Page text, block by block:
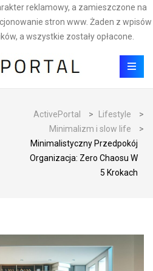
reklamowy, a zamieszczone na
stron www. Żaden z wpisów
a wszystkie zostały opłacone.
ActivePortal > Lifestyle
>
Minimalizm i slow life
>
Minimalistyczny Przedpokój
Organizacja: Zero Chaosu W
5 Krokach